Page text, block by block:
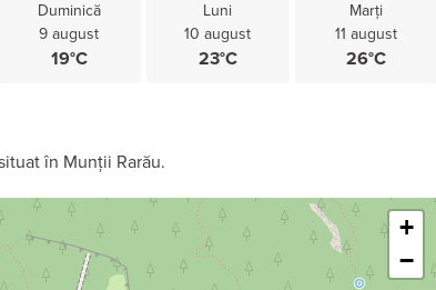
Duminică
9 august
19°C
Luni
10 august
23°C
Marți
11 august
26°C
în Munții Rarău.
+
−